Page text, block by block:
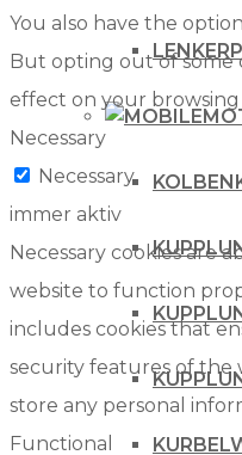
You also have the
But opting out of some
effect on your browsing
Necessary
Necessary
immer aktiv
Necessary cookies are
website to function
includes cookies that
security features of the
store any personal
Functional